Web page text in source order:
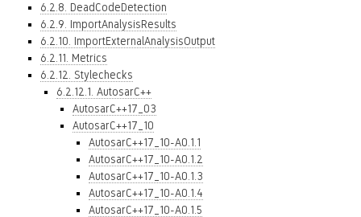
6.2.8. DeadCodeDetection
6.2.9. ImportAnalysisResults
6.2.10. ImportExternalAnalysisOutput
6.2.11. Metrics
6.2.12. Stylechecks
6.2.12.1. AutosarC++
AutosarC++17_03
AutosarC++17_10
AutosarC++17_10-A0.1.1
AutosarC++17_10-A0.1.2
AutosarC++17_10-A0.1.3
AutosarC++17_10-A0.1.4
AutosarC++17_10-A0.1.5